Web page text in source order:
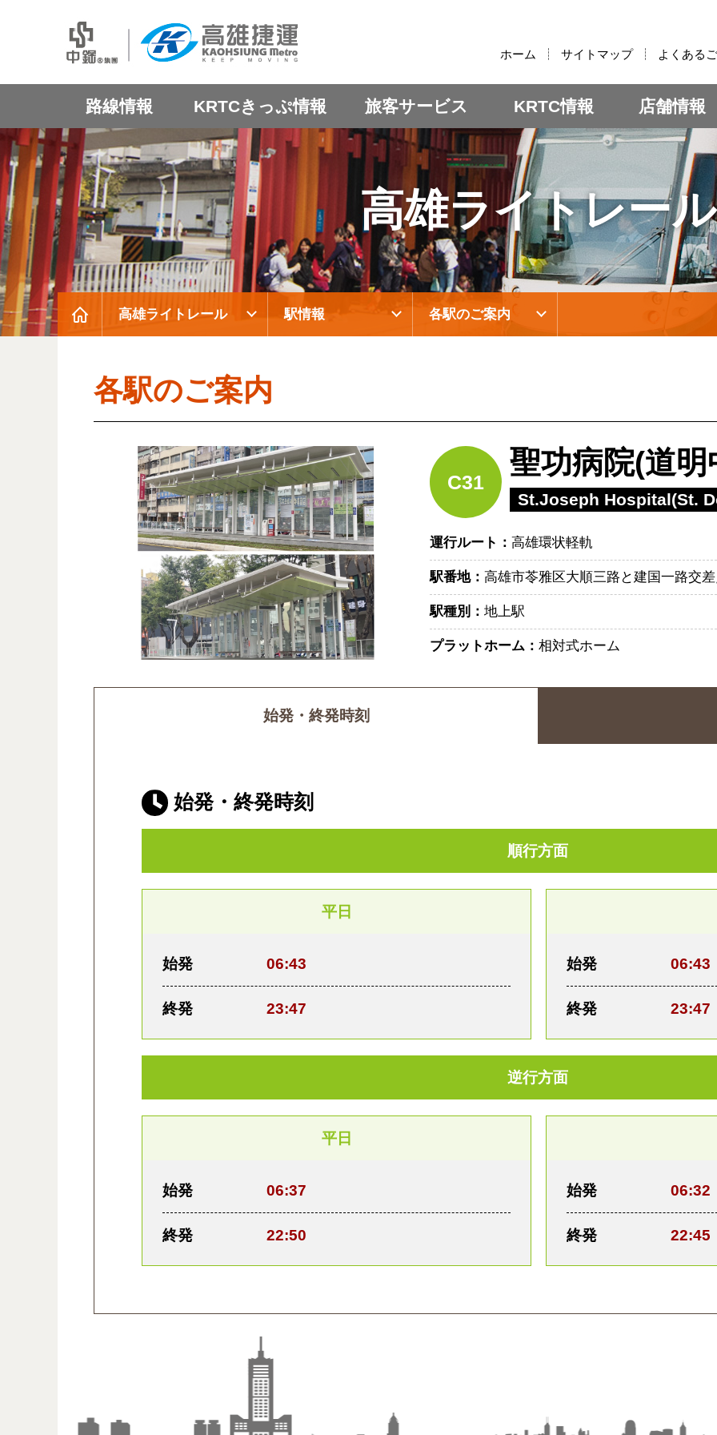
ホーム サイトマップ よくある
路線情報 KRTCきっぷ情報 旅客サービス KRTC情報 店舗情報
高雄ライトレール
高雄ライトレール 駅情報 各駅のご案内
各駅のご案内
C31
聖功病院(道明
St.Joseph Hospital(St.
運行ルート： 高雄環状軽軌
駅番地： 高雄市苓雅区大順三路と建国一路交
駅種別： 地上駅
プラットホーム： 相対式ホーム
始発・終発時刻
始発・終発時刻
順行方面
平日
始発 06:43
終発 23:47
始発 06:43
終発 23:47
逆行方面
平日
始発 06:37
終発 22:50
始発 06:32
終発 22:45